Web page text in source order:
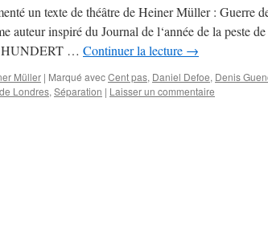
un texte de théâtre de Heiner Müller : Guerre
auteur inspiré du Journal de l‘année de la peste
HUNDERT … Continuer la lecture →
Müller | Marqué avecCent pas, Daniel Defoe, Denis
Londres, Séparation | Laisser un commentaire